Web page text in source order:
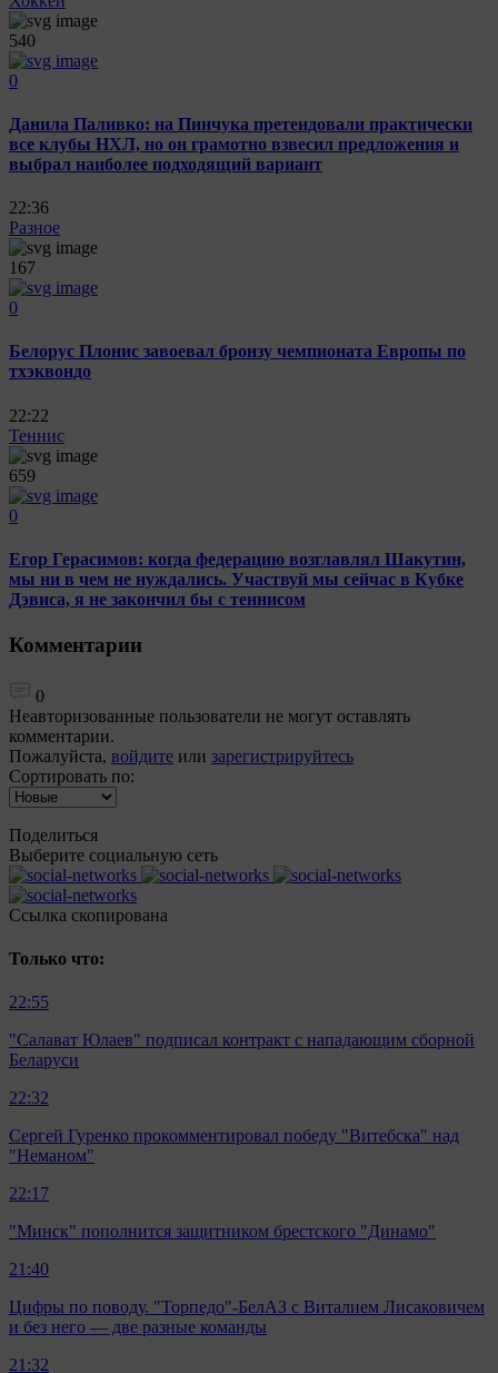
540
0
Данила Паливко: на Пинчука претендовали практически
все клубы НХЛ, но он грамотно взвесил предложения и
выбрал наиболее подходящий вариант
22:36
Разное
167
0
Белорус Плонис завоевал бронзу чемпионата Европы по
тхэквондо
22:22
Теннис
659
0
Егор Герасимов: когда федерацию возглавлял Шакутин,
мы ни в чем не нуждались. Участвуй мы сейчас в Кубке
Дэвиса, я не закончил бы с теннисом
Комментарии
0
Неавторизованные пользователи не могут оставлять
комментарии.
Пожалуйста, войдите или зарегистрируйтесь
Сортировать по:
Поделиться
Выберите социальную сеть
Ccылка скопирована
Только что:
22:55
"Салават Юлаев" подписал контракт с нападающим сборной
Беларуси
22:32
Сергей Гуренко прокомментировал победу "Витебска" над
"Неманом"
22:17
"Минск" пополнится защитником брестского "Динамо"
21:40
Цифры по поводу. "Торпедо"-БелАЗ с Виталием Лисаковичем
и без него — две разные команды
21:32